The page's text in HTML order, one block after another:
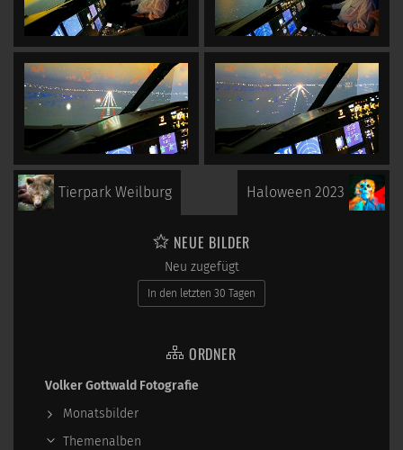
Tierpark Weilburg Haloween 2023
NEUE BILDER
Neu zugefügt
In den letzten 30 Tagen
ORDNER
Volker Gottwald Fotografie
Monatsbilder
Themenalben